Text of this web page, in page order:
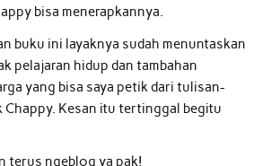
bisa menerapkannya.
buku ini layaknya sudah menuntaskan
pelajaran hidup dan tambahan
yang bisa saya petik dari tulisan-
Chappy. Kesan itu tertinggal begitu
terus ngeblog ya pak!